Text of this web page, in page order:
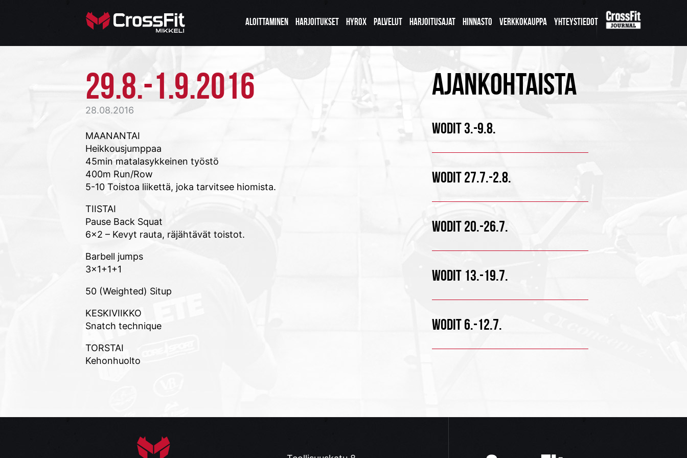
ALOITTAMINEN HARJOITUKSET HYROX PALVELUT HARJOITUSAJAT HINNASTO VERKKOKAUPPA YHTEYSTIEDOT
29.8.-1.9.2016
28.08.2016
MAANANTAI
Heikkousjumppaa
45min matalasykkeinen työstö
400m Run/Row
5-10 Toistoa liikettä, joka tarvitsee hiomista.
TIISTAI
Pause Back Squat
6×2 – Kevyt rauta, räjähtävät toistot.
Barbell jumps
3×1+1+1
50 (Weighted) Situp
KESKIVIIKKO
Snatch technique
TORSTAI
Kehonhuolto
AJANKOHTAISTA
WODIT 3.-9.8.
WODIT 27.7.-2.8.
WODIT 20.-26.7.
WODIT 13.-19.7.
WODIT 6.-12.7.